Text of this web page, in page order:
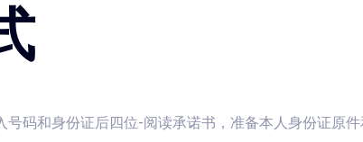
码和身份证后四位-阅读承诺书，准备本人身份证原件